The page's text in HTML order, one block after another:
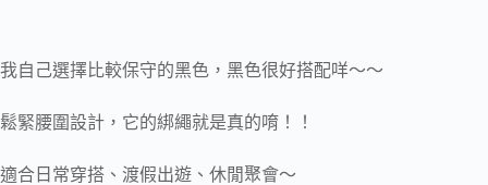
我自己選擇比較保守的黑色，黑色很好搭配咩～～
鬆緊腰圍設計，它的綁繩就是真的唷！！
適合日常穿搭、渡假出遊、休閒聚會～